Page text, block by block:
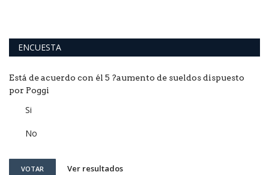
ENCUESTA
Está de acuerdo con él 5 ?aumento de sueldos dispuesto
por Poggi
Si
No
VOTAR Ver resultados